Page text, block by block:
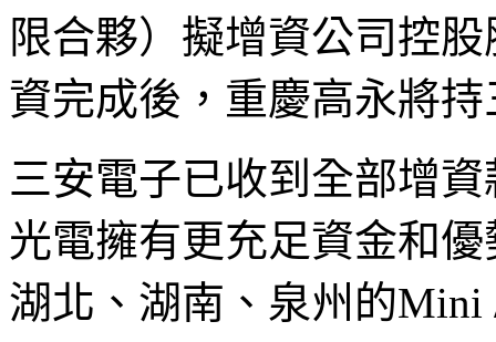
限合夥）擬增資公司控
資完成後，重慶高永將
三安電子已收到全部增
光電擁有更充足資金和
湖北、湖南、泉州的